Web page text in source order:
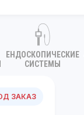
ЕНДОСКОПИЧЕСКИЕ
СИСТЕМЫ
ЗАКАЗ